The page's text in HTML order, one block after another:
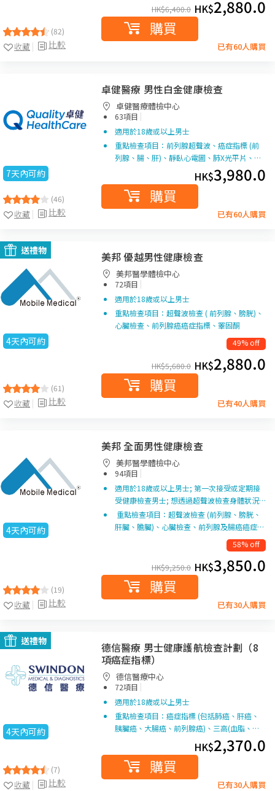
(82)
比較
收藏
HK$6,400.0 HK$2,880.0
購買
已有60人購買
7天內可約
(46)
比較
收藏
卓健醫療 男性白金健康檢查
卓健醫療體檢中心
63項目 |
適用於18歲或以上男士
重點檢查項目：前列腺超聲波、癌症指標 (前
列腺、腸、肝)、靜臥心電圖、肺X光平片、…
HK$3,980.0
購買
已有60人購買
送禮物
4天內可約
(61)
比較
收藏
美邦 優越男性健康檢查
美邦醫學體檢中心
72項目 |
適用於18歲或以上男士
重點檢查項目：超聲波檢查 ( 前列腺、膀胱)、
心臟檢查、前列腺癌癌症指標、睪固酮
49% off
HK$5,680.0 HK$2,880.0
購買
已有40人購買
4天內可約
(19)
比較
收藏
美邦 全面男性健康檢查
美邦醫學體檢中心
94項目 |
適用於18歲或以上男士; 第一次接受或定期接
受健康檢查男士; 想透過超聲波檢查身體狀況…
重點檢查項目：超聲波檢查 (前列腺、膀胱、
肝臟、膽臟)、心臟檢查、前列腺及腸癌癌症…
58% off
HK$9,250.0 HK$3,850.0
購買
已有30人購買
送禮物
4天內可約
(7)
比較
收藏
德信醫療 男士健康護航檢查計劃（8
項癌症指標）
德信醫療中心
72項目 |
適用於18歲或以上男士
重點檢查項目：癌症指標 (包括肺癌、肝癌、
胰臟癌、大腸癌、前列腺癌)、三高(血脂、…
HK$2,370.0
購買
已有30人購買